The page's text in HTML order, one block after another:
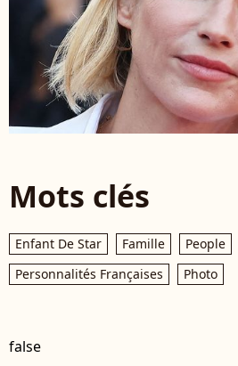
Mots clés
Enfant De Star Famille
People
Personnalités Françaises
Photo
false